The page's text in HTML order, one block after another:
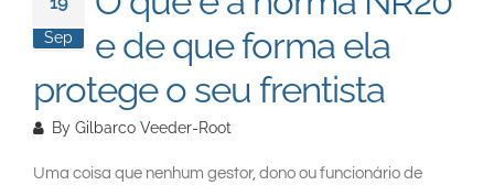
Sep
e de que forma ela
protege o seu frentista
By Gilbarco Veeder-Root
Uma coisa que nenhum gestor, dono ou funcionário de